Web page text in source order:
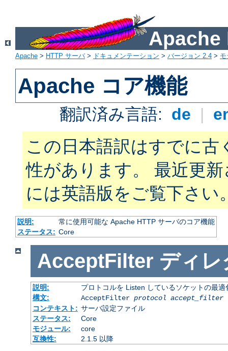
Apache
Apache > HTTP サーバ> ドキュメンテーション > バージョン 2.4 >
Apache コア機能
翻訳済み言語: de |
この日本語訳はすでに古
性があります。 最近更
には英語版をご覧下さい
説明:
常に使用可能な Apache HTTP サーバのコア機能
ステータス: Core
AcceptFilter ディレ
説明:
プロトコルを Listen しているソケットの最適
構文:
AcceptFilter protocol accept_filter
コンテキスト: サーバ設定ファイル
ステータス:
Core
モジュール:
core
互換性:
2.1.5 以降